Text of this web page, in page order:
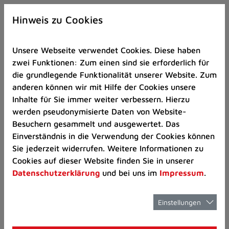
Zur
Startseite
Zum
Seitenanfang
springen
(Schnelltaste
A)
Zur
Navigation/Menü
springen
(Schnelltaste
M)
Zur
8)
Aktuelles Veranstaltungskalender
Selbsthilfegruppe
Hinweis zu Cookies
Unsere Webseite verwendet Cookies. Diese haben
zwei Funktionen: Zum einen sind sie erforderlich für
die grundlegende Funktionalität unserer Website. Zum
anderen können wir mit Hilfe der Cookies unsere
Inhalte für Sie immer weiter verbessern. Hierzu
werden pseudonymisierte Daten von Website-
Besuchern gesammelt und ausgewertet. Das
Einverständnis in die Verwendung der Cookies können
Sie jederzeit widerrufen. Weitere Informationen zu
Cookies auf dieser Website finden Sie in unserer
Datenschutzerklärung und bei uns im Impressum.
Einstellungen